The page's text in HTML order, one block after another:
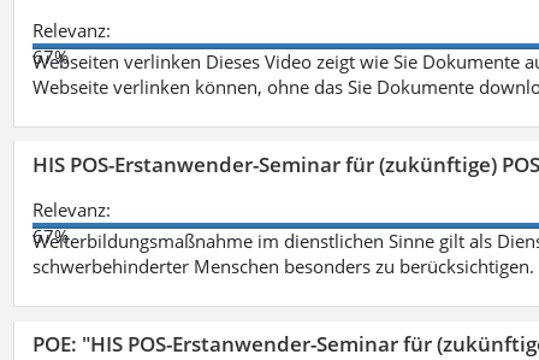
Relevanz:
67%
Webseiten verlinken Dieses Video zeigt wie Sie Dokumente
Webseite verlinken können, ohne das Sie Dokumente
HIS POS-Erstanwender-Seminar für (zukünftige)
Relevanz:
67%
Weiterbildungsmaßnahme im dienstlichen Sinne gilt als
schwerbehinderter Menschen besonders zu berücksichtigen.
POE: "HIS POS-Erstanwender-Seminar für